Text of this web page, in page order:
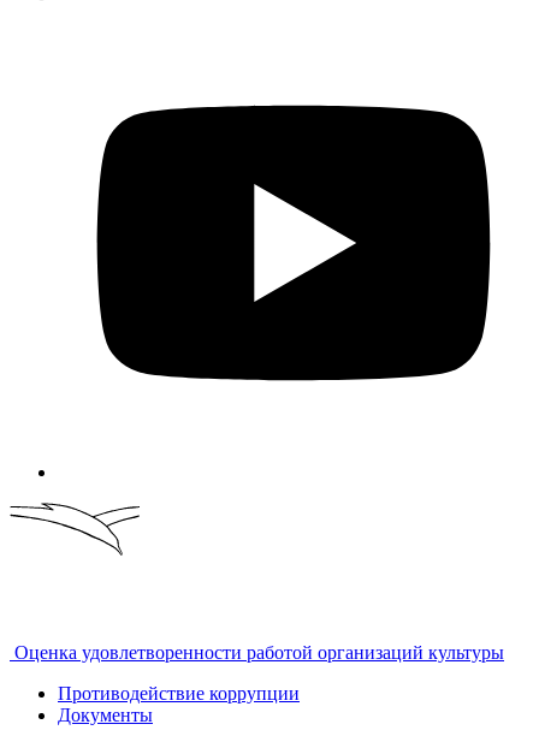
Оценка удовлетворенности работой организаций культуры
Противодействие коррупции
Документы